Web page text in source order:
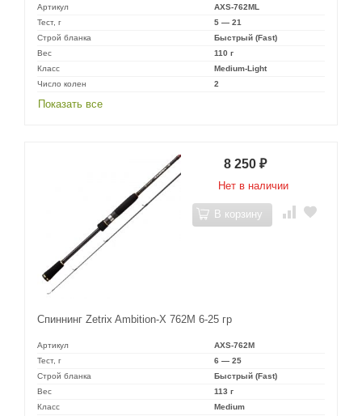
Артикул
AXS-762ML
Тест, г
5 — 21
Строй бланка
Быстрый (Fast)
Вес
110 г
Класс
Medium-Light
Число колен
2
Показать все
Спиннинг Zetrix Ambition-X 762M 6-25 гр
Артикул
AXS-762M
Тест, г
6 — 25
Строй бланка
Быстрый (Fast)
Вес
113 г
Класс
Medium
8 250 ₽
Нет в наличии
В корзину